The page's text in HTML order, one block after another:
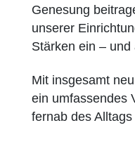
Genesung
unserer
Stärken ein –
Mit insgesamt
ein umfassendes
fernab des